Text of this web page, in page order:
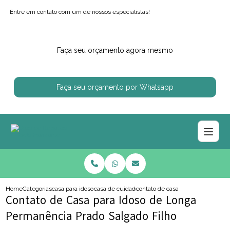
Entre em contato com um de nossos especialistas!
Faça seu orçamento agora mesmo
Faça seu orçamento por Whatsapp
HomeCategoriascasa para idososcasa de cuidador de idosocontato de casa para idoso de
Contato de Casa para Idoso de Longa
Permanência Prado Salgado Filho